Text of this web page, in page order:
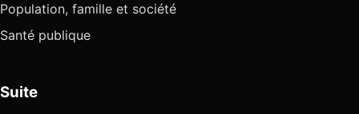
Population, famille et société
Santé publique
Suite